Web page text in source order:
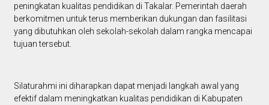
peningkatan kualitas pendidikan di Takalar. Pemerintah daerah
berkomitmen untuk terus memberikan dukungan dan fasilitasi
yang dibutuhkan oleh sekolah-sekolah dalam rangka mencapai
tujuan tersebut.
Silaturahmi ini diharapkan dapat menjadi langkah awal yang
efektif dalam meningkatkan kualitas pendidikan di Kabupaten